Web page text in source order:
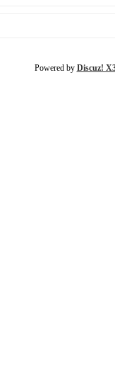
Powered by Discuz!